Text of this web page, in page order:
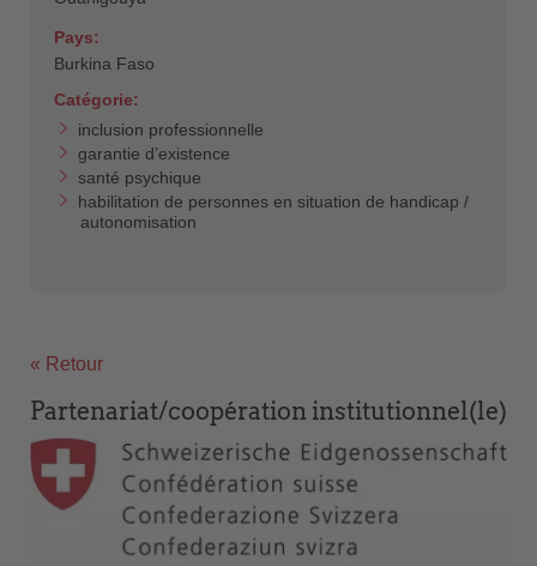
Pays:
Burkina Faso
Catégorie:
inclusion professionnelle
garantie d’existence
santé psychique
habilitation de personnes en situation de handicap /
autonomisation
« Retour
Partenariat/coopération institutionnel(le)